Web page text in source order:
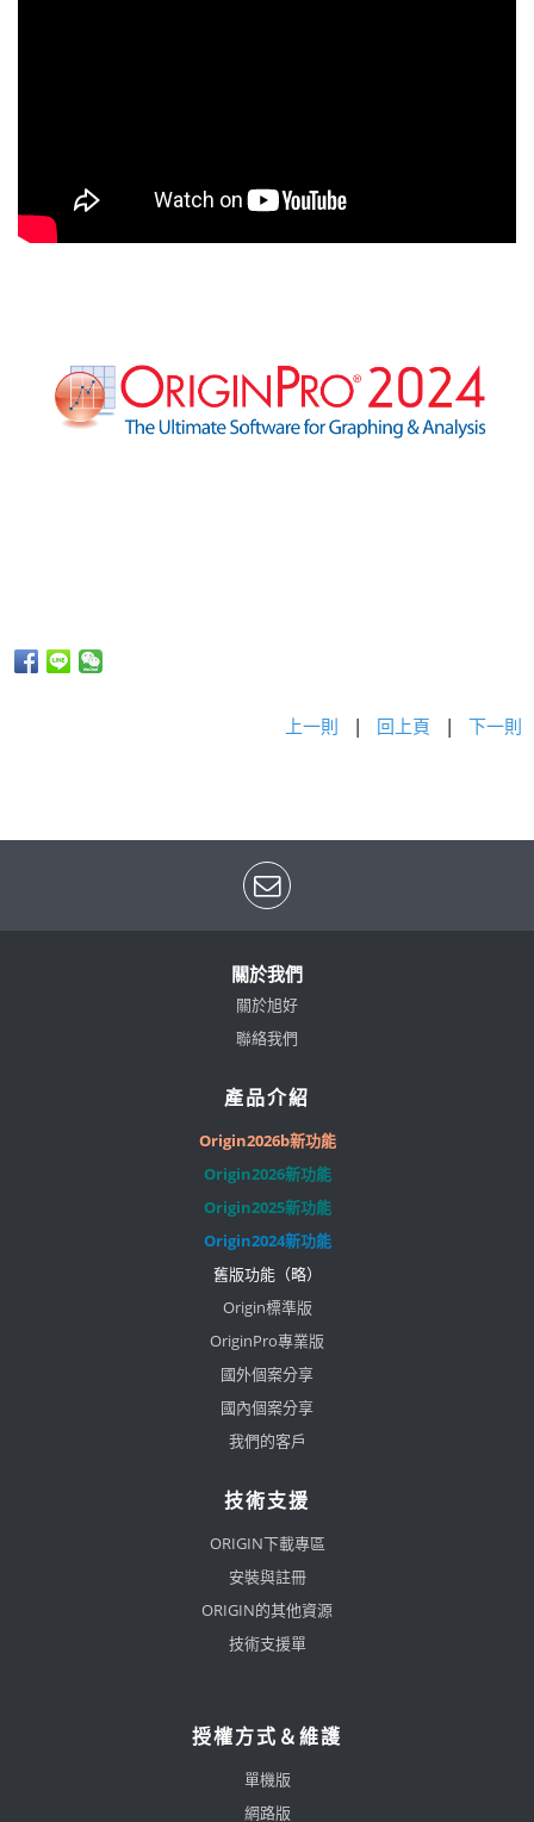
上一則 | 回上頁 | 下一則
關於我們
關於旭好
聯絡我們
產品介紹
Origin2026b新功能
Origin2026新功能
Origin2025新功能
Origin2024新功能
舊版功能（略）
Origin標準版
OriginPro專業版
國外個案分享
國內個案分享
我們的客戶
技術支援
ORIGIN下載專區
安裝與註冊
ORIGIN的其他資源
技術支援單
授權方式＆維護
單機版
網路版